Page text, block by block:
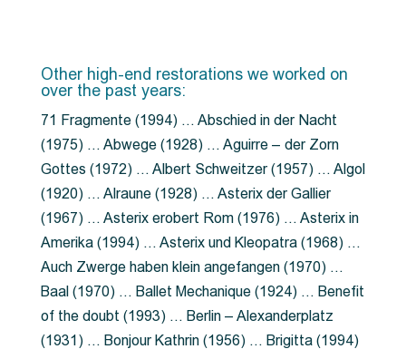
Other high-end restorations we worked on
over the past years:
71 Fragmente (1994) … Abschied in der Nacht
(1975) … Abwege (1928) … Aguirre – der Zorn
Gottes (1972) … Albert Schweitzer (1957) … Algol
(1920) … Alraune (1928) … Asterix der Gallier
(1967) … Asterix erobert Rom (1976) … Asterix in
Amerika (1994) … Asterix und Kleopatra (1968) …
Auch Zwerge haben klein angefangen (1970) …
Baal (1970) … Ballet Mechanique (1924) … Benefit
of the doubt (1993) … Berlin – Alexanderplatz
(1931) … Bonjour Kathrin (1956) … Brigitta (1994)